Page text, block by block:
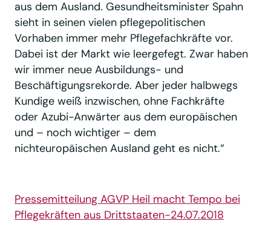
aus dem Ausland. Gesundheitsminister Spahn
sieht in seinen vielen pflegepolitischen
Vorhaben immer mehr Pflegefachkräfte vor.
Dabei ist der Markt wie leergefegt. Zwar haben
wir immer neue Ausbildungs- und
Beschäftigungsrekorde. Aber jeder halbwegs
Kundige weiß inzwischen, ohne Fachkräfte
oder Azubi-Anwärter aus dem europäischen
und – noch wichtiger – dem
nichteuropäischen Ausland geht es nicht.“
Pressemitteilung AGVP Heil macht Tempo bei
Pflegekräften aus Drittstaaten-24.07.2018